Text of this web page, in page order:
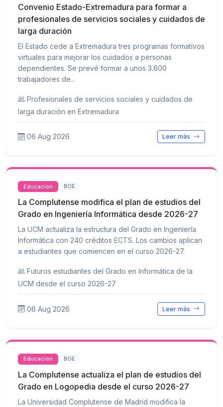
Convenio Estado-Extremadura para formar a
profesionales de servicios sociales y cuidados de
larga duración
El Estado cede a Extremadura tres programas formativos
virtuales para mejorar los cuidados a personas
dependientes. Se prevé formar a unos 3.600
trabajadores de...
Profesionales de servicios sociales y cuidados de
larga duración en Extremadura
06 Aug 2026 Leer más
Educación BOE
La Complutense modifica el plan de estudios del
Grado en Ingeniería Informática desde 2026-27
La UCM actualiza la estructura del Grado en Ingeniería
Informática con 240 créditos ECTS. Los cambios aplican
a estudiantes que comiencen en el curso 2026-27.
Futuros estudiantes del Grado en Informática de la
UCM desde el curso 2026-27
06 Aug 2026 Leer más
Educación BOE
La Complutense actualiza el plan de estudios del
Grado en Logopedia desde el curso 2026-27
La Universidad Complutense de Madrid modifica la